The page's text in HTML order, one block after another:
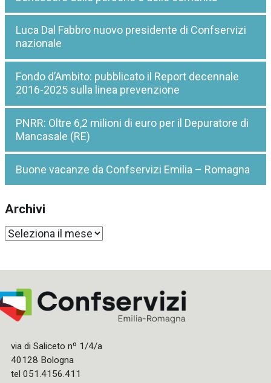
Luca Dal Fabbro nuovo presidente di Confservizi
nazionale
Fondo d’Ambito: pubblicato il Report decennale
2016-2025 sulla linea prevenzione
PNRR: Oltre 6,2 milioni di euro per il Depuratore di
Mancasale (RE)
Buone vacanze da Confservizi Emilia – Romagna
Archivi
Archivi
via di Saliceto nº 1/4/a
40128 Bologna
tel 051.4156.411